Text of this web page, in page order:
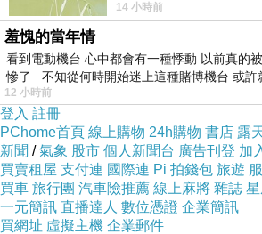
劇本 申鉉成 主演 嚴正化
14 小時前
羞愧的當年情
看到電動機台 心中都會有一種悸動 以前真的
慘了 不知從何時開始迷上這種賭博機台 或許
12 小時前
登入 註冊
PChome首頁 線上購物 24h購物 書店 露
新聞 /氣象 股市 個人新聞台 廣告刊登 加
買賣租屋 支付連 國際連 Pi 拍錢包 旅遊
買車 旅行團 汽車險推薦 線上麻將 雜誌
一元簡訊 直播達人 數位憑證 企業簡訊
買網址 虛擬主機 企業郵件